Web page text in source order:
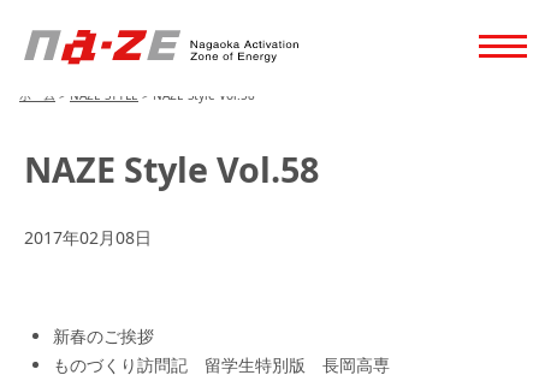
ホーム > NAZE STYLE > NAZE Style Vol.58
NAZE Style Vol.58
2017年02月08日
新春のご挨拶
ものづくり訪問記 留学生特別版 長岡高専